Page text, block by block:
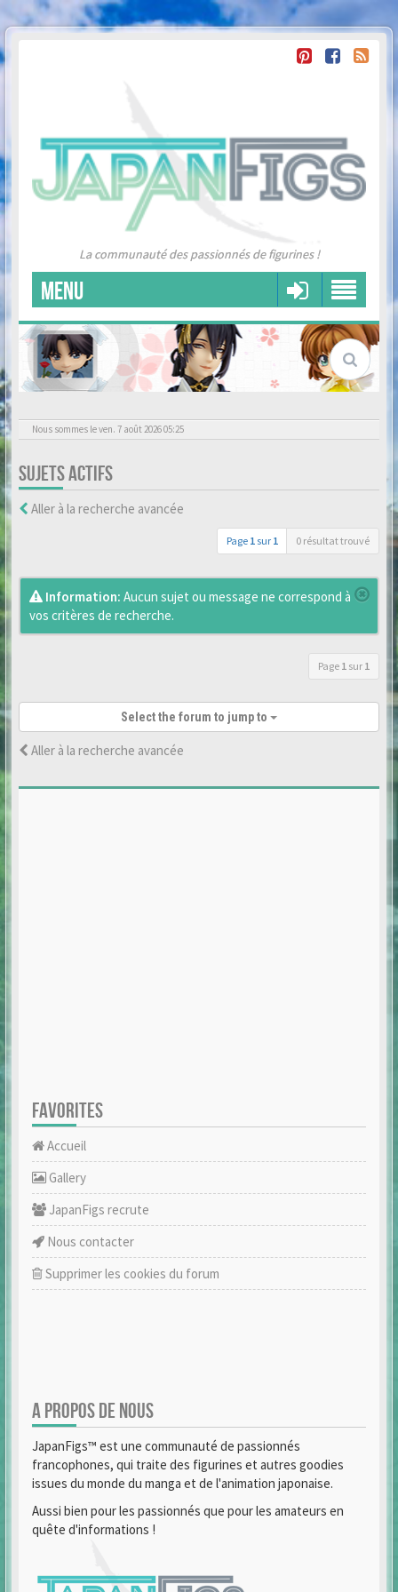
La communauté des passionnés de figurines !
MENU
Nous sommes le ven. 7 août 2026 05:25
SUJETS ACTIFS
Aller à la recherche avancée
Page 1 sur 1 0 résultat trouvé
Information: Aucun sujet ou message ne correspond à
vos critères de recherche.
Page 1 sur 1
Select the forum to jump to
Aller à la recherche avancée
FAVORITES
Accueil
Gallery
JapanFigs recrute
Nous contacter
Supprimer les cookies du forum
A PROPOS DE NOUS
JapanFigs™ est une communauté de passionnés
francophones, qui traite des figurines et autres goodies
issues du monde du manga et de l'animation japonaise.
Aussi bien pour les passionnés que pour les amateurs en
quête d'informations !